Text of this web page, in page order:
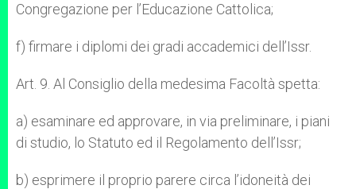
Congregazione per l’Educazione Cattolica;
f) firmare i diplomi dei gradi accademici dell’Issr.
Art. 9. Al Consiglio della medesima Facoltà spetta:
a) esaminare ed approvare, in via preliminare, i piani
di studio, lo Statuto ed il Regolamento dell’Issr;
b) esprimere il proprio parere circa l’idoneità dei